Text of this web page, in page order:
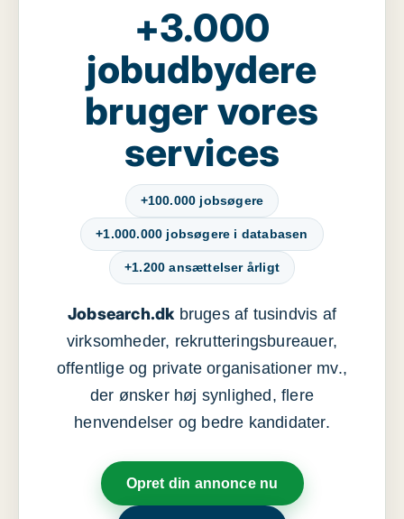
+3.000
jobudbydere
bruger vores
services
+100.000 jobsøgere
+1.000.000 jobsøgere i databasen
+1.200 ansættelser årligt
Jobsearch.dkbruges af tusindvis af
virksomheder, rekrutteringsbureauer,
offentlige og private organisationer mv.,
der ønsker høj synlighed, flere
henvendelser og bedre kandidater.
Opret din annonce nu